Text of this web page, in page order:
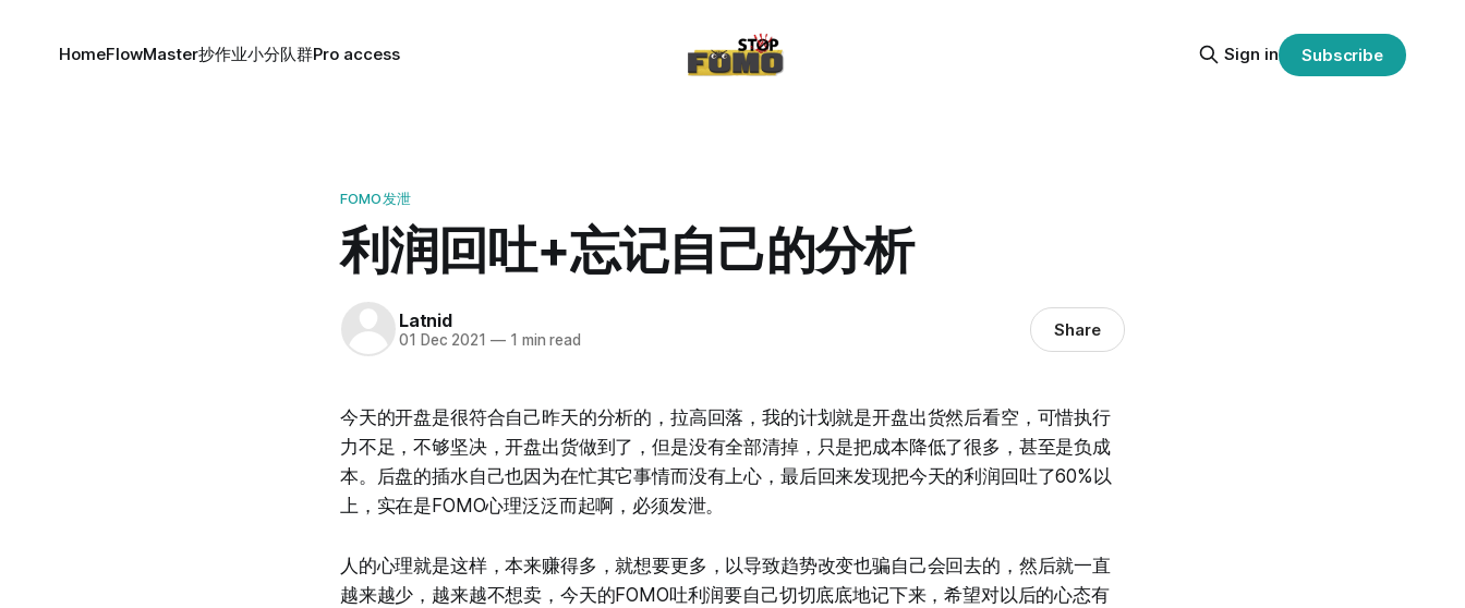
HomeFlowMaster抄作业小分队群Pro access Sign in Subscribe
FOMO发泄
利润回吐+忘记自己的分析
Latnid
01 Dec 2021 —1 min read Share
今天的开盘是很符合自己昨天的分析的，拉高回落，我的计划就是开盘出货然后看空，可惜执行
力不足，不够坚决，开盘出货做到了，但是没有全部清掉，只是把成本降低了很多，甚至是负成
本。后盘的插水自己也因为在忙其它事情而没有上心，最后回来发现把今天的利润回吐了60%以
上，实在是FOMO心理泛泛而起啊，必须发泄。
人的心理就是这样，本来赚得多，就想要更多，以导致趋势改变也骗自己会回去的，然后就一直
越来越少，越来越不想卖，今天的FOMO吐利润要自己切切底底地记下来，希望对以后的心态有